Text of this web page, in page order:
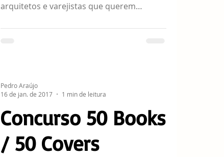
arquitetos e varejistas que querem
Concurso 50 Books
/ 50 Covers
Pedro Araújo
16 de jan. de 2017
1 min de leitura